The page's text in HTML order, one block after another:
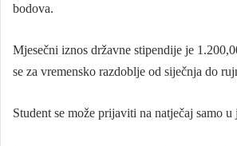
bodova.
Mjesečni iznos državne stipendije je
se za vremensko razdoblje od siječnja do
Student se može prijaviti na natječaj samo